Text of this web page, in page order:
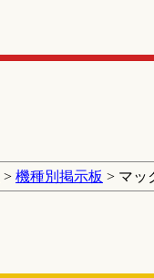
> 機種別掲示板 > マッ